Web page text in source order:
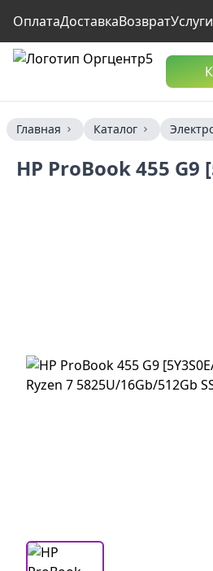
ОплатаДоставкаВозвратУслуги
Главная Каталог
HP ProBook 455 G9